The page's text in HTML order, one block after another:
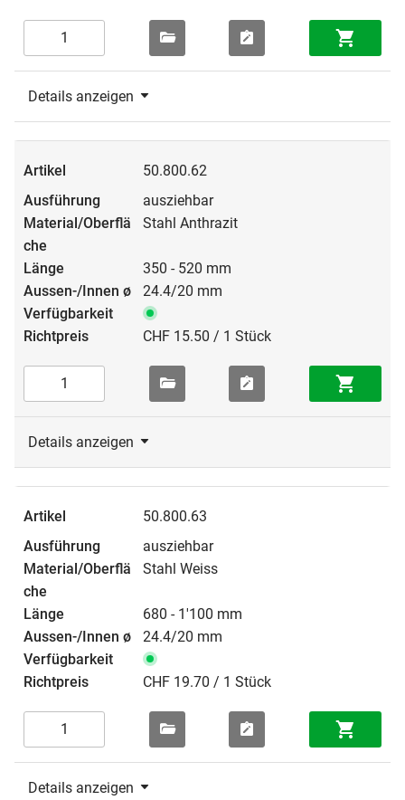
Details anzeigen
50.800.62
ausziehbar
Stahl Anthrazit
350 - 520 mm
24.4/20 mm
CHF 15.50 / 1 Stück
Details anzeigen
50.800.63
ausziehbar
Stahl Weiss
680 - 1'100 mm
24.4/20 mm
CHF 19.70 / 1 Stück
Details anzeigen